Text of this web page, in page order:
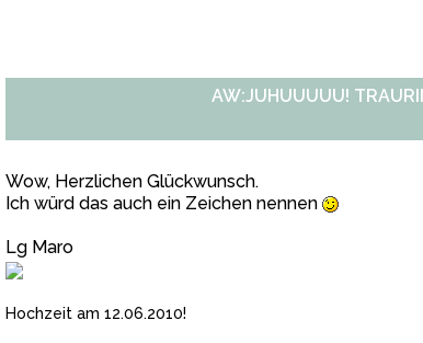
AW:JUHUUUUU!
Wow, Herzlichen Glückwunsch.
Ich würd das auch ein Zeichen nennen
Lg Maro
Hochzeit am 12.06.2010!